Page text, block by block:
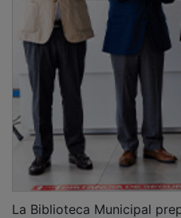
Narrador invitado, Diego G.
Después, fueron los
comenzaron a tomar la
narraciones con las
Diego G. Reinfeld, que
relatos rusos y
fuego.
Narrador oral de origen
festivales y encuentros de